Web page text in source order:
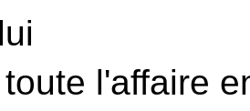
l'affaire